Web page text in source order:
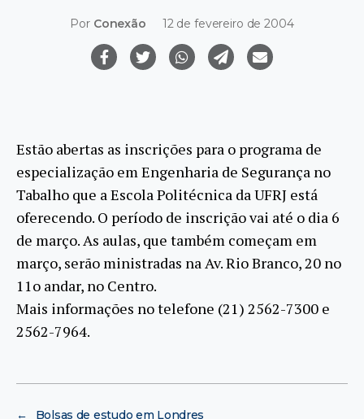
Por Conexão 12 de fevereiro de 2004
Estão abertas as inscrições para o programa de
especialização em Engenharia de Segurança no
Tabalho que a Escola Politécnica da UFRJ está
oferecendo. O período de inscrição vai até o dia 6
de março. As aulas, que também começam em
março, serão ministradas na Av. Rio Branco, 20 no
11o andar, no Centro.
Mais informações no telefone (21) 2562-7300 e
2562-7964.
←
Bolsas de estudo em Londres